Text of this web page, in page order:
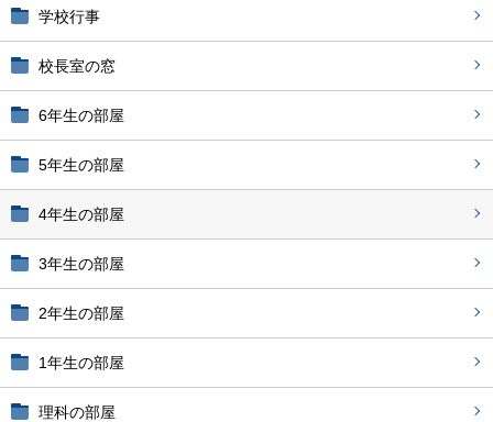
学校行事
校長室の窓
6年生の部屋
5年生の部屋
4年生の部屋
3年生の部屋
2年生の部屋
1年生の部屋
理科の部屋